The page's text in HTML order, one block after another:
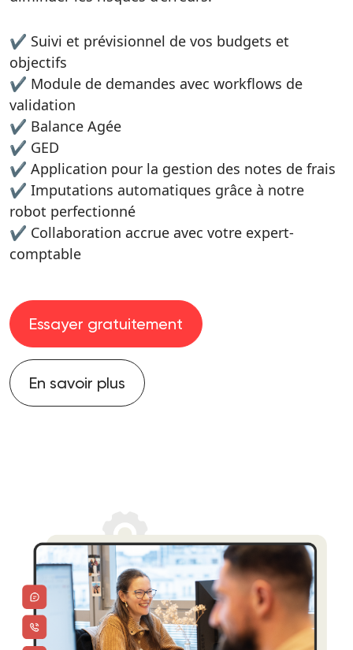
✔️ Suivi et prévisionnel de vos budgets et
objectifs
✔️ Module de demandes avec workflows de
validation
✔️ Balance Agée
✔️ GED
✔️ Application pour la gestion des notes de frais
✔️ Imputations automatiques grâce à notre
robot perfectionné
✔️ Collaboration accrue avec votre expert-
comptable
Essayer gratuitement
En savoir plus